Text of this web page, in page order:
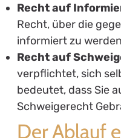
Recht auf
Recht, über die
informiert zu
Recht auf
verpflichtet, sich
bedeutet, dass Sie
Schweigerecht
Der Ablauf